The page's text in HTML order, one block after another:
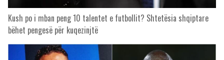
Kush po i mban peng 10 talentet e futbollit? Shtetësia shqiptare
bëhet pengesë për kuqezinjtë